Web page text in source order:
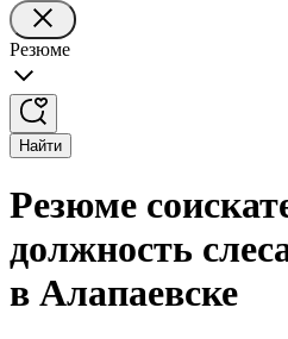
Резюме
Найти
Резюме
должность
в Алапаевске